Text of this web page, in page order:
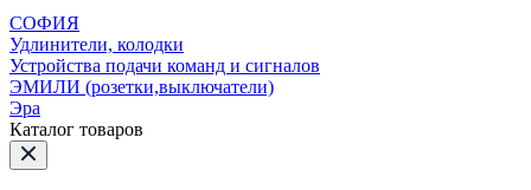
СОФИЯ
Удлинители, колодки
Устройства подачи команд и сигналов
ЭМИЛИ (розетки,выключатели)
Эра
Каталог товаров